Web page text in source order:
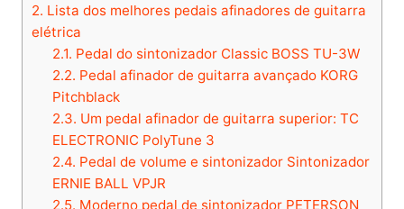
2. Lista dos melhores pedais afinadores de guitarra
elétrica
2.1. Pedal do sintonizador Classic BOSS TU-3W
2.2. Pedal afinador de guitarra avançado KORG
Pitchblack
2.3. Um pedal afinador de guitarra superior: TC
ELECTRONIC PolyTune 3
2.4. Pedal de volume e sintonizador Sintonizador
ERNIE BALL VPJR
2.5. Moderno pedal de sintonizador PETERSON